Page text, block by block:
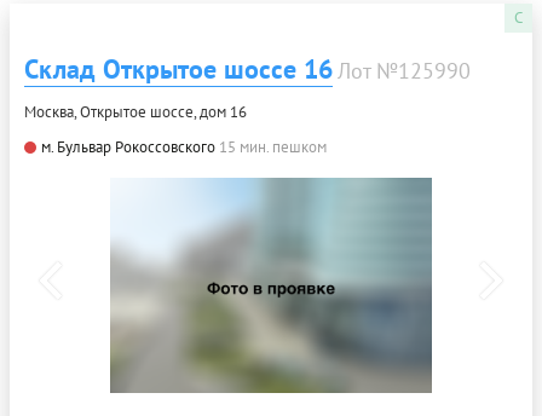
C
Склад Открытое шоссе 16Лот №125990
Москва, Открытое шоссе, дом 16
м. Бульвар Рокоссовского 15 мин. пешком